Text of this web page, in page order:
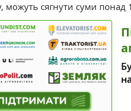
можуть сягнути суми